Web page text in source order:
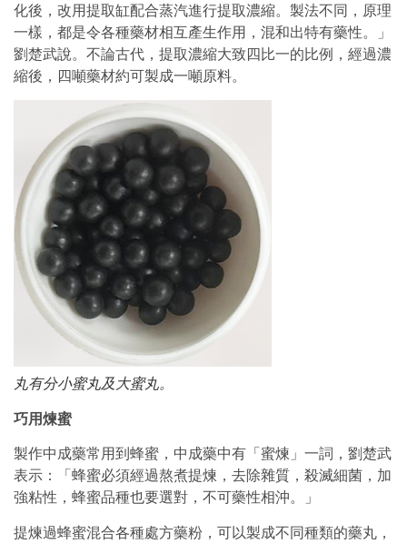
化後，改用提取缸配合蒸汽進行提取濃縮。製法不同，原理
一樣，都是令各種藥材相互產生作用，混和出特有藥性。」
劉楚武說。不論古代，提取濃縮大致四比一的比例，經過濃
縮後，四噸藥材約可製成一噸原料。
丸有分小蜜丸及大蜜丸。
巧用煉蜜
製作中成藥常用到蜂蜜，中成藥中有「蜜煉」一詞，劉楚武
表示：「蜂蜜必須經過熬煮提煉，去除雜質，殺滅細菌，加
強粘性，蜂蜜品種也要選對，不可藥性相沖。」
提煉過蜂蜜混合各種處方藥粉，可以製成不同種類的藥丸，